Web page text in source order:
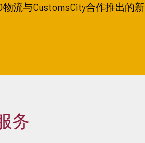
流与CustomsCity合作推出的新
务